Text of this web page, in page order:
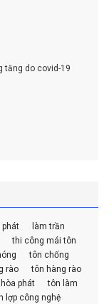
tăng do covid-19
phát
làm trần
thi công mái tôn
tôn chống
rào
tôn hàng rào
phát
tôn làm
lợp công nghệ